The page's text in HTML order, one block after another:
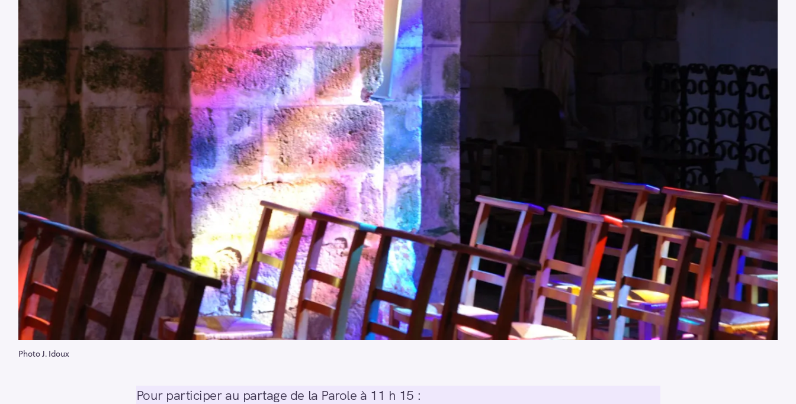
Photo J. Idoux
Pour participer au partage de la Parole à 11 h 15 :